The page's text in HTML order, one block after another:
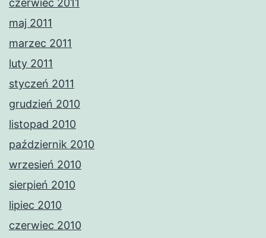
czerwiec 2011
maj 2011
marzec 2011
luty 2011
styczeń 2011
grudzień 2010
listopad 2010
październik 2010
wrzesień 2010
sierpień 2010
lipiec 2010
czerwiec 2010